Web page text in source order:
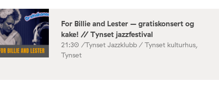
For Billie and Lester – gratiskonsert og
kake! // Tynset jazzfestival
21:30 /Tynset Jazzklubb / Tynset kulturhus,
Tynset